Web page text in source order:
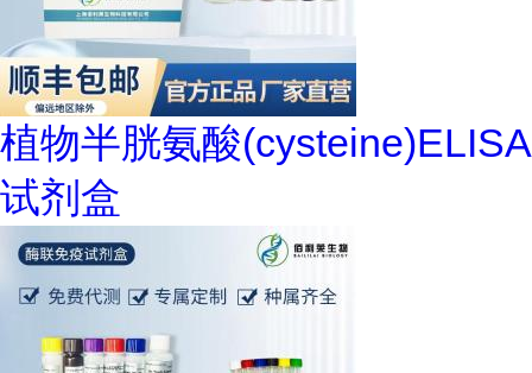
植物半胱氨酸(cysteine)ELISA
试剂盒